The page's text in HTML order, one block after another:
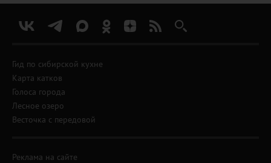
Гид по сибирской кухне
Карта катков
Голоса города
Лесное озеро
Весточка с передовой
Реклама на сайте